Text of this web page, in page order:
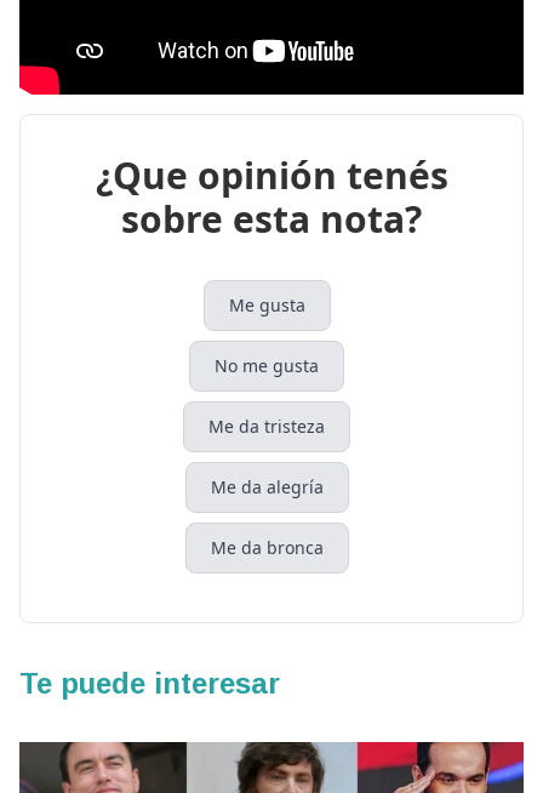
¿Que opinión tenés
sobre esta nota?
Me gusta
No me gusta
Me da tristeza
Me da alegría
Me da bronca
Te puede interesar